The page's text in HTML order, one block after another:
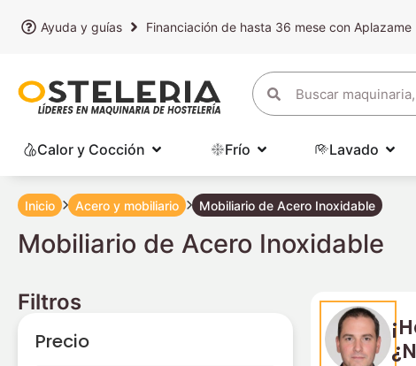
Ayuda y guías Financiación de hasta 36 mese con Aplazame
Calor y Cocción Frío Lavado
Inicio Acero y mobiliario Mobiliario de Acero Inoxidable
Mobiliario de Acero Inoxidable
Filtros
Precio